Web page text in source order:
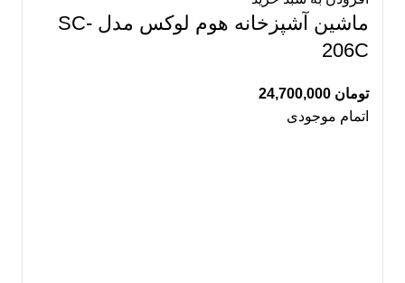
ماشین آشپزخانه هوم لوکس مدل SC-
206C
تومان
اتمام موجودی